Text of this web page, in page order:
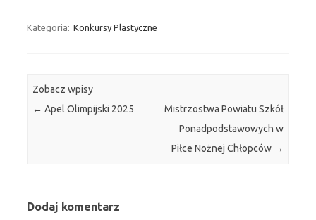
Kategoria: Konkursy Plastyczne
Zobacz wpisy
← Apel Olimpijski 2025
Mistrzostwa Powiatu Szkół
Ponadpodstawowych w
Piłce Nożnej Chłopców →
Dodaj komentarz